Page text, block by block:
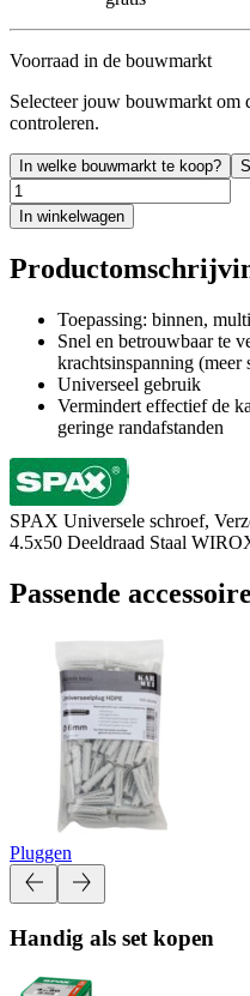
Voorraad in de bouwmarkt
Selecteer jouw bouwmarkt om
controleren.
In welke bouwmarkt te koop?
In winkelwagen
Toepassing: binnen,
Snel en betrouwbaar te
krachtsinspanning (meer
Universeel gebruik
Vermindert effectief de
geringe randafstanden
SPAX Universele schroef,
4.5x50 Deeldraad Staal
Passende
Pluggen
Handig als set kopen